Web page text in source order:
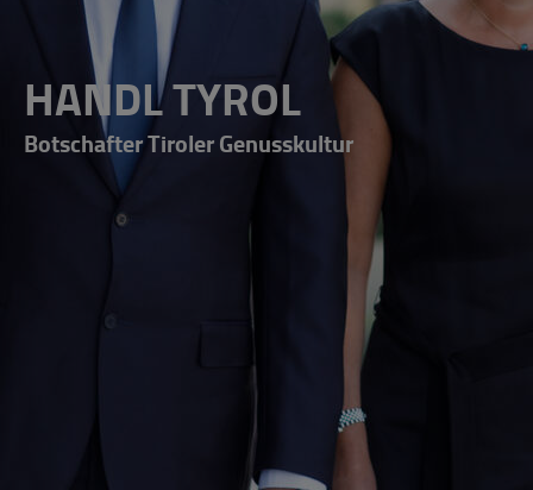
HANDL TYROL
Botschafter Tiroler Genusskultur